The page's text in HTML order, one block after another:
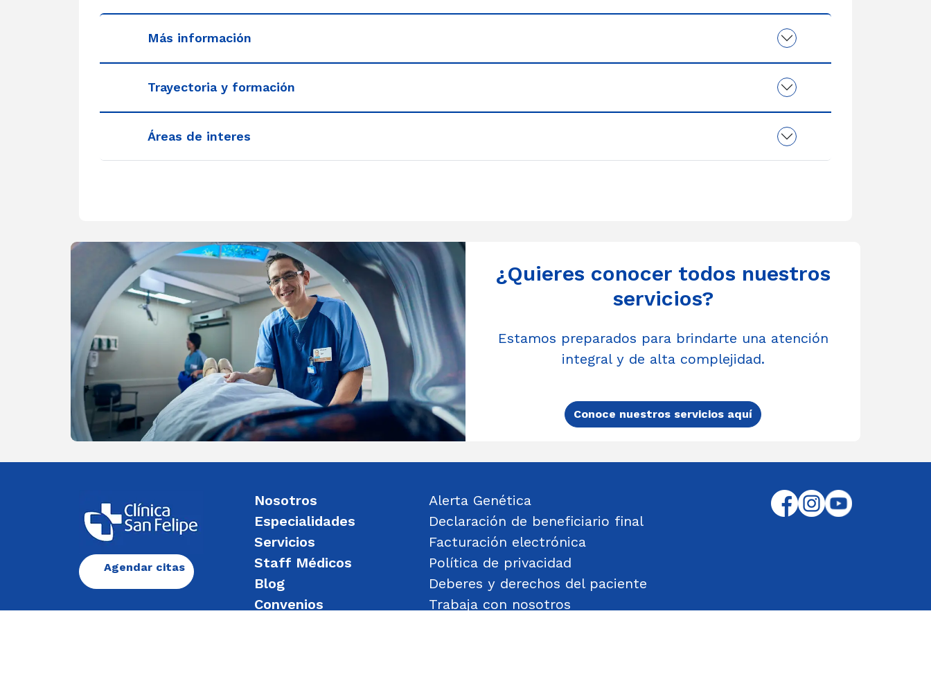
Más información
Trayectoria y formación
Áreas de interes
¿Quieres conocer todos nuestros
servicios?
Estamos preparados para brindarte una atención
integral y de alta complejidad.
Conoce nuestros servicios aquí
Agendar citas
Nosotros
Especialidades
Servicios
Staff Médicos
Blog
Convenios
Alerta Genética
Declaración de beneficiario final
Facturación electrónica
Política de privacidad
Deberes y derechos del paciente
Trabaja con nosotros